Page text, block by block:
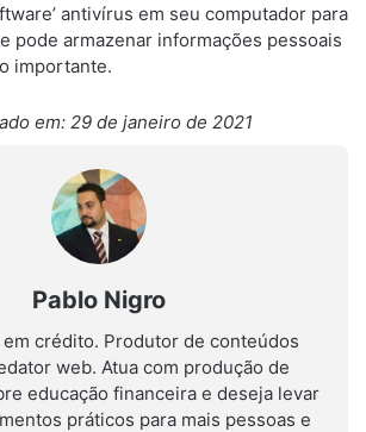
antivírus em seu computador para
pode armazenar informações pessoais
importante.
em: 29 de janeiro de 2021
Pablo Nigro
em crédito. Produtor de conteúdos
web. Atua com produção de
educação financeira e deseja levar
práticos para mais pessoas e